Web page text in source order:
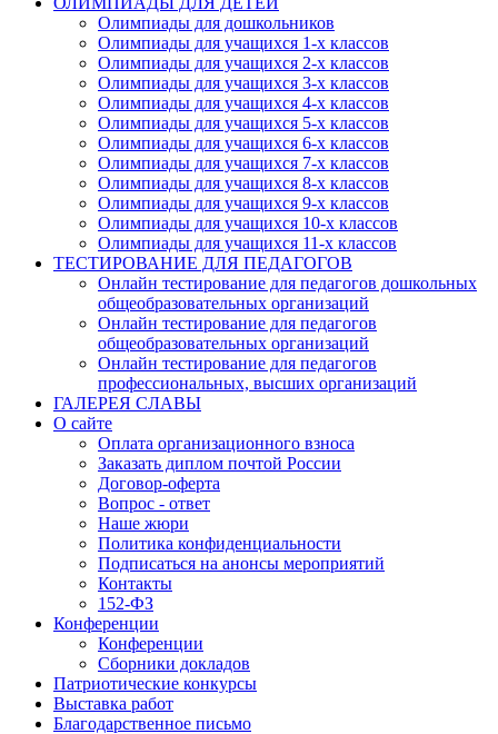
Олимпиады для дошкольников
Олимпиады для учащихся 1-х классов
Олимпиады для учащихся 2-х классов
Олимпиады для учащихся 3-х классов
Олимпиады для учащихся 4-х классов
Олимпиады для учащихся 5-х классов
Олимпиады для учащихся 6-х классов
Олимпиады для учащихся 7-х классов
Олимпиады для учащихся 8-х классов
Олимпиады для учащихся 9-х классов
Олимпиады для учащихся 10-х классов
Олимпиады для учащихся 11-х классов
ТЕСТИРОВАНИЕ ДЛЯ ПЕДАГОГОВ
Онлайн тестирование для педагогов дошкольных
общеобразовательных организаций
Онлайн тестирование для педагогов
общеобразовательных организаций
Онлайн тестирование для педагогов
профессиональных, высших организаций
ГАЛЕРЕЯ СЛАВЫ
О сайте
Оплата организационного взноса
Заказать диплом почтой России
Договор-оферта
Вопрос - ответ
Наше жюри
Политика конфиденциальности
Подписаться на анонсы мероприятий
Контакты
152-ФЗ
Конференции
Конференции
Сборники докладов
Патриотические конкурсы
Выставка работ
Благодарственное письмо